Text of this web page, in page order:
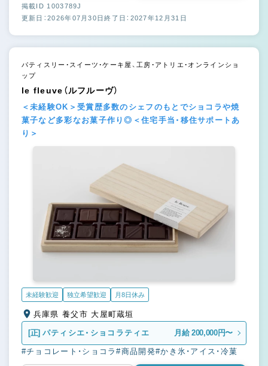
掲載ID 1003789J
更新日：2026年07月30日終了日：2027年12月31日
パティスリー・スイーツ・ケーキ屋、工房・アトリエ・オンラインショ
ップ
le fleuve（ルフルーヴ）
＜未経験OK＞受賞歴多数のシェフのもとでショコラや焼
菓子など多彩なお菓子作り◎＜住宅手当・移住サポートあ
り＞
未経験歓迎 独立希望歓迎 月8日休み
兵庫県 養父市 大屋町蔵垣
[正] パティシエ・ショコラティエ 月給 200,000円〜
#チョコレート・ショコラ#商品開発#かき氷・アイス・冷菓